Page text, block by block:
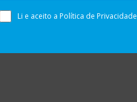
Li e aceito a Política de Privacidade